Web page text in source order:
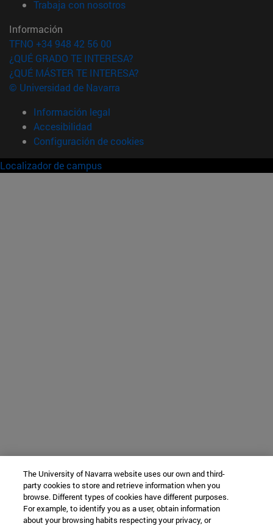
Trabaja con nosotros(abre en nueva ventana)
Información
TFNO +34 948 42 56 00
¿QUÉ GRADO TE INTERESA?
¿QUÉ MÁSTER TE INTERESA?
© Universidad de Navarra
Información legal
Accesibilidad
Configuración de cookies
Localizador de campus
The University of Navarra website uses our own and third-
party cookies to store and retrieve information when you
browse. Different types of cookies have different purposes.
For example, to identify you as a user, obtain information
about your browsing habits respecting your privacy, or